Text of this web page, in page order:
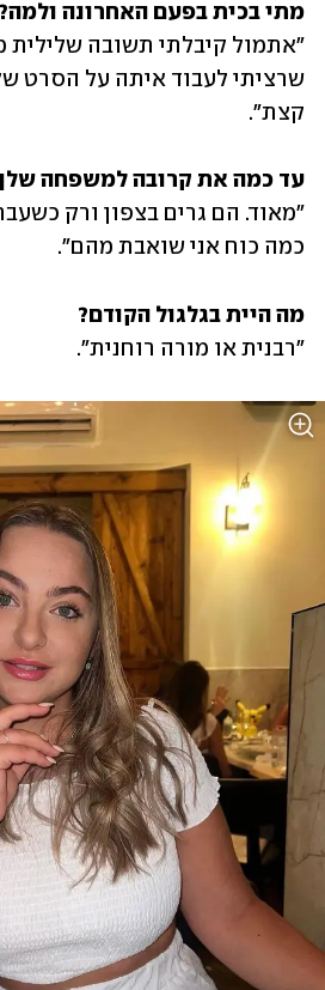
מתי בכית בפעם האחרונה ולמה?
קצת".
עד כמה את קרובה למשפחה
כמה כוח אני שואבת מהם".
מה היית בגלגול הקודם?
"רבנית או מורה רוחנית".